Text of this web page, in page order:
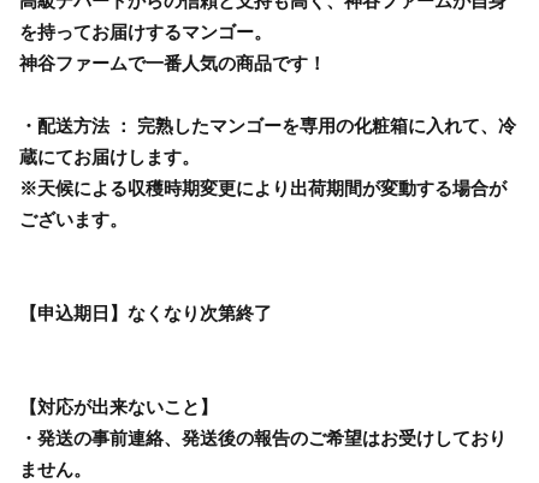
を持ってお届けするマンゴー。
神谷ファームで一番人気の商品です！
・配送方法 ： 完熟したマンゴーを専用の化粧箱に入れて、冷
蔵にてお届けします。
※天候による収穫時期変更により出荷期間が変動する場合が
ございます。
【申込期日】なくなり次第終了
【対応が出来ないこと】
・発送の事前連絡、発送後の報告のご希望はお受けしており
ません。